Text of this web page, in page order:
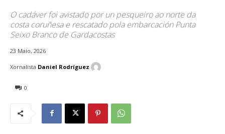
O cadáver foi avistado por un pesqueiro ao norte da
costa coruñesa e rescatado pola embarcación Punta
Seixo Branco de Gardacostas
23 Maio, 2026
0
Xornalista Daniel Rodríguez